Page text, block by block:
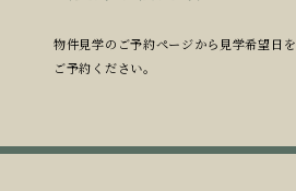
物件見学のご予約ページから見学希望日を
ご予約ください。